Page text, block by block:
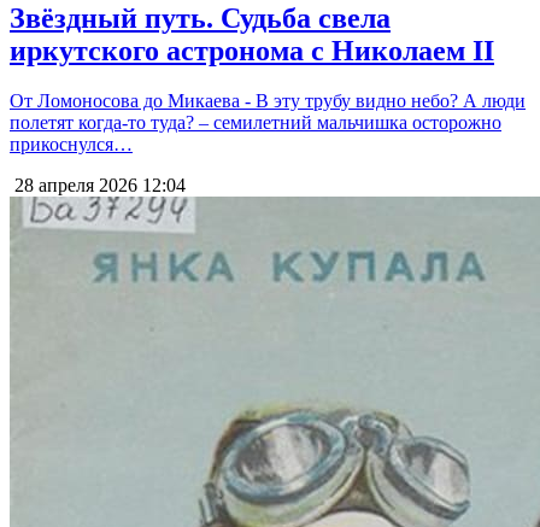
Звёздный путь. Судьба свела
иркутского астронома с Николаем II
От Ломоносова до Микаева - В эту трубу видно небо? А люди
полетят когда-то туда? – семилетний мальчишка осторожно
прикоснулся…
28 апреля 2026 12:04